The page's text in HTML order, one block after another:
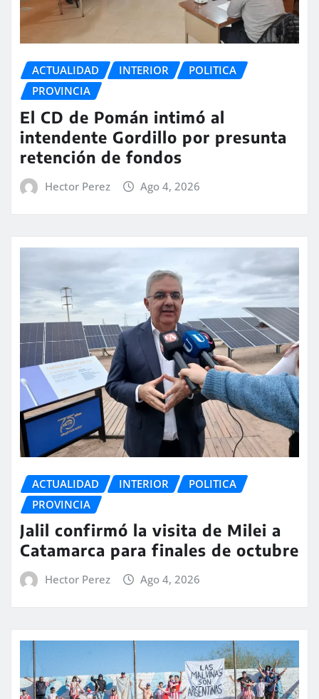
ACTUALIDAD INTERIOR
POLITICA
PROVINCIA
El CD de Pomán intimó al
intendente Gordillo por presunta
retención de fondos
Hector Perez Ago 4, 2026
ACTUALIDAD INTERIOR
POLITICA
PROVINCIA
Jalil confirmó la visita de Milei a
Catamarca para finales de octubre
Hector Perez Ago 4, 2026